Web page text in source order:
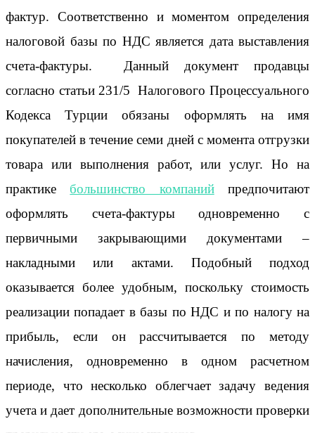
фактур. Соответственно и моментом определения
налоговой базы по НДС является дата выставления
счета-фактуры. Данный документ продавцы
согласно статьи 231/5 Налогового Процессуального
Кодекса Турции обязаны оформлять на имя
покупателей в течение семи дней с момента отгрузки
товара или выполнения работ, или услуг. Но на
практике большинство компанийпредпочитают
оформлять счета-фактуры одновременно с
первичными закрывающими документами –
накладными или актами. Подобный подход
оказывается более удобным, поскольку стоимость
реализации попадает в базы по НДС и по налогу на
прибыль, если он рассчитывается по методу
начисления, одновременно в одном расчетном
периоде, что несколько облегчает задачу ведения
учета и дает дополнительные возможности проверки